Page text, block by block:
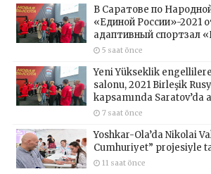
В Саратове по
«Единой России»-2021
адаптивный спортзал
5 saat önce
Yeni Yükseklik
salonu, 2021 Birleşik
kapsamında Saratov’da
7 saat önce
Yoshkar-Ola’da Nikolai
Cumhuriyet” projesiyle
11 saat önce